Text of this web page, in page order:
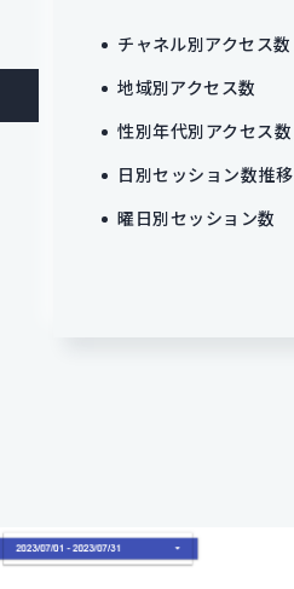
チャネル別アクセス数
地域別アクセス数
性別年代別アクセス数
日別セッション数推移
曜日別セッション数